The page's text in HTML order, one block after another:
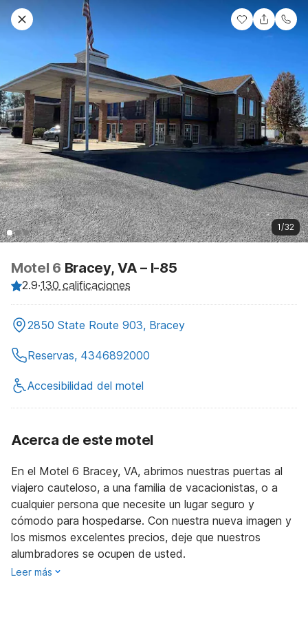
1/32
Motel 6 Bracey, VA – I-85
2.9·130 calificaciones
2850 State Route 903, Bracey
Reservas, 4346892000
Accesibilidad del motel
Acerca de este motel
En el Motel 6 Bracey, VA, abrimos nuestras puertas al
viajero cauteloso, a una familia de vacacionistas, o a
cualquier persona que necesite un lugar seguro y
cómodo para hospedarse. Con nuestra nueva imagen y
los mismos excelentes precios, deje que nuestros
alumbradores se ocupen de usted.
Leer más